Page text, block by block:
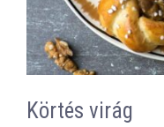
Körtés virág